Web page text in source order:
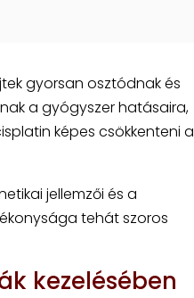
gyorsan osztódnak és
a gyógyszer hatásaira,
képes csökkenteni a
jellemzői és a
tehát szoros
kezelésében